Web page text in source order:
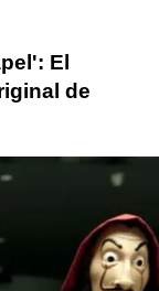
El
de